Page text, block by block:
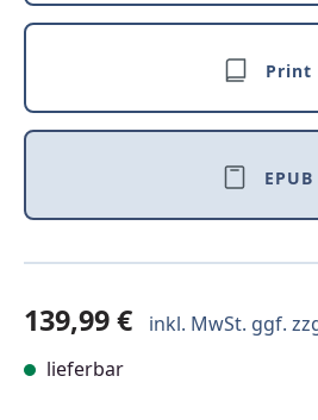
Print
EPUB
139,99 € inkl. MwSt. ggf.
lieferbar